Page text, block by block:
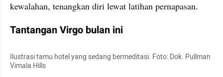
kewalahan, tenangkan diri lewat latihan pernapasan.
Tantangan Virgo bulan ini
Ilustrasi tamu hotel yang sedang bermeditasi. Foto: Dok. Pullman
Vimala Hills